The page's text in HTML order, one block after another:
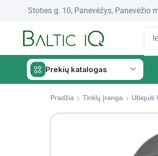
Stoties g. 10, Panevėžys, Panevėžio
Prekių katalogas
Pradžia Tinklų Įranga Ubiquiti